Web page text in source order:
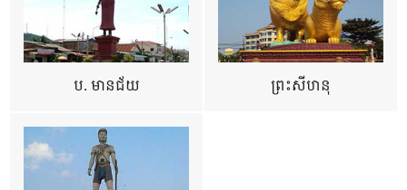
ប. មានជ័យ ព្រះសីហនុ